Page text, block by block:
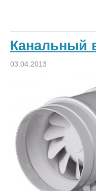
Канальный
03.04.2013